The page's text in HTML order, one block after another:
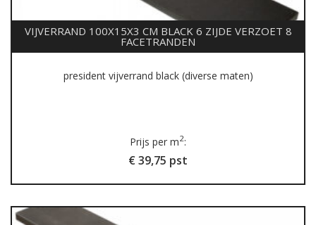
VIJVERRAND 100X15X3 CM BLACK 6 ZIJDE VERZOET 8
FACETRANDEN
president vijverrand black (diverse maten)
Prijs per m2:
€ 39,75 pst